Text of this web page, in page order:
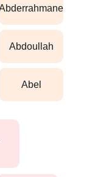
abderrahmane
abdoullah
abel